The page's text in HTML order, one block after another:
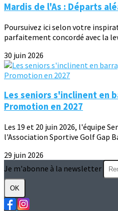
Mardis de l'As : Départs
Poursuivez ici selon votre
parfaitement concordé avec la
30 juin 2026
Les seniors s'inclinent en
Promotion en 2027
Les 19 et 20 juin 2026, l'équipe
l'Association Sportive Golf Gap
29 juin 2026
Je m'abonne à la newsletter
OK